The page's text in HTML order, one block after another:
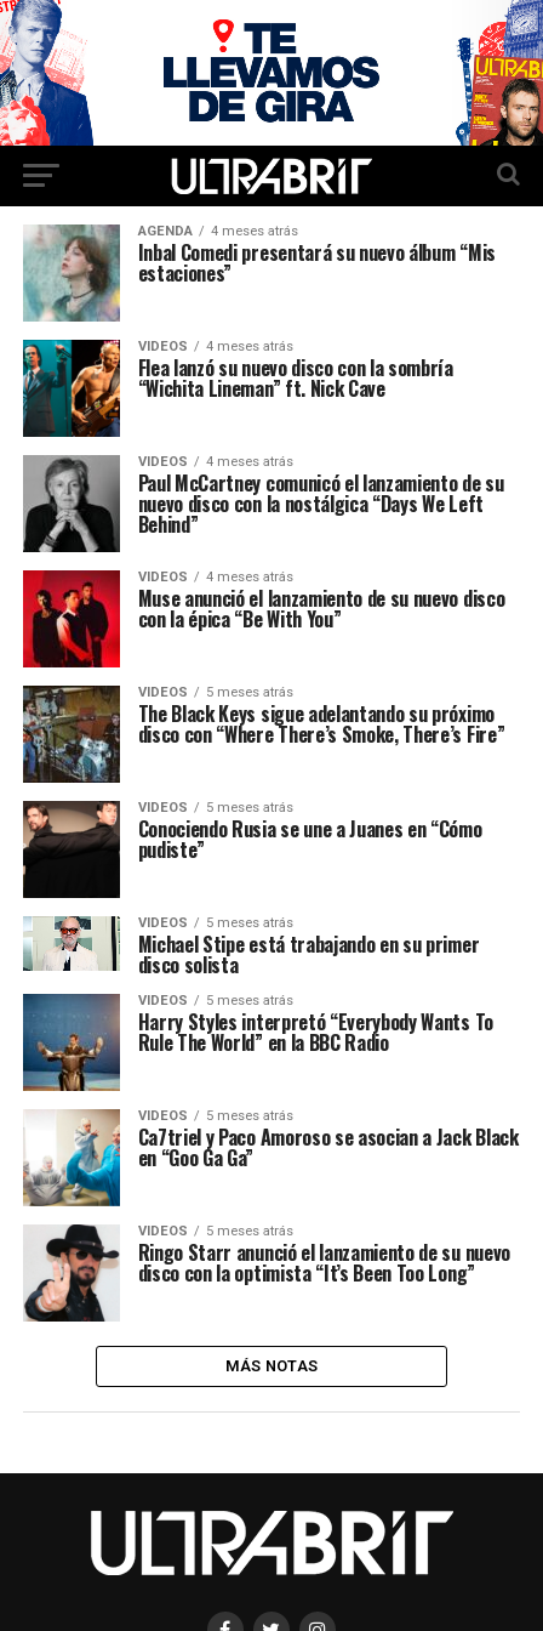
AGENDA 4 meses atrás
Inbal Comedi presentará su nuevo álbum “Mis
estaciones”
VIDEOS 4 meses atrás
Flea lanzó su nuevo disco con la sombría
“Wichita Lineman” ft. Nick Cave
VIDEOS 4 meses atrás
Paul McCartney comunicó el lanzamiento de su
nuevo disco con la nostálgica “Days We Left
Behind”
VIDEOS 4 meses atrás
Muse anunció el lanzamiento de su nuevo disco
con la épica “Be With You”
VIDEOS 5 meses atrás
The Black Keys sigue adelantando su próximo
disco con “Where There’s Smoke, There’s Fire”
VIDEOS 5 meses atrás
Conociendo Rusia se une a Juanes en “Cómo
pudiste”
VIDEOS 5 meses atrás
Michael Stipe está trabajando en su primer
disco solista
VIDEOS 5 meses atrás
Harry Styles interpretó “Everybody Wants To
Rule The World” en la BBC Radio
VIDEOS 5 meses atrás
Ca7triel y Paco Amoroso se asocian a Jack Black
en “Goo Ga Ga”
VIDEOS 5 meses atrás
Ringo Starr anunció el lanzamiento de su nuevo
disco con la optimista “It’s Been Too Long”
MÁS NOTAS